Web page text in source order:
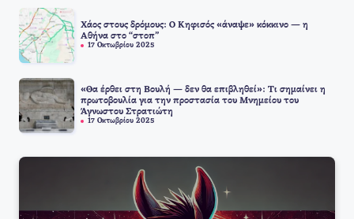
Χάος στους δρόμους: Ο Κηφισός «άναψε» κόκκινο — η
Αθήνα στο “στοπ”
17 Οκτωβρίου 2025
«Θα έρθει στη Βουλή — δεν θα επιβληθεί»: Τι σημαίνει η
πρωτοβουλία για την προστασία του Μνημείου του
Άγνωστου Στρατιώτη
17 Οκτωβρίου 2025